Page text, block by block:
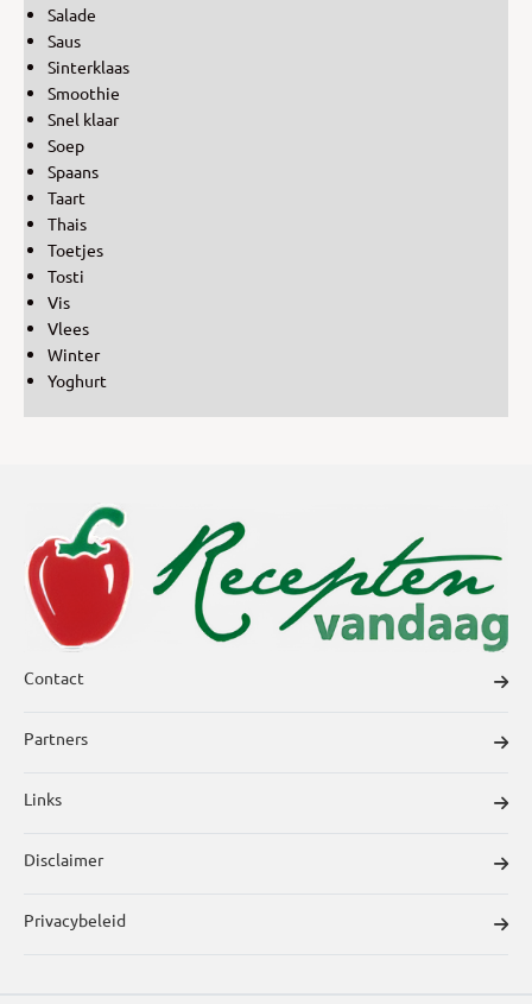
Salade
Saus
Sinterklaas
Smoothie
Snel klaar
Soep
Spaans
Taart
Thais
Toetjes
Tosti
Vis
Vlees
Winter
Yoghurt
Contact
Partners
Links
Disclaimer
Privacybeleid